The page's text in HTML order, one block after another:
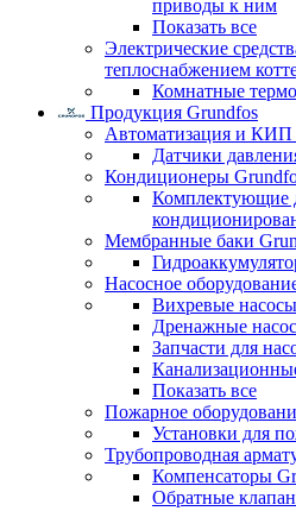
приводы к ним
Показать все
Электрические
теплоснабжением
Комнатные
Продукция Grundfos
Автоматизация и КИП
Датчики
Кондиционеры
Комплектующие
Мембранные баки
Насосное
Вихревые
Дренажные
Запчасти для
Показать все
Пожарное
Установки для
Трубопроводная
Компенсаторы
Обратные